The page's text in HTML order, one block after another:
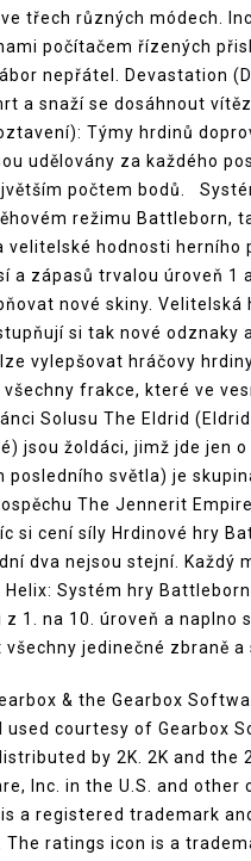
třech různých módech.
počítačem řízených
nepřátel. Devastation
a snaží se dosáhnout
Týmy hrdinů
udělovány za každého
počtem bodů.
režimu Battleborn,
velitelské hodnosti herního
a zápasů trvalou úroveň 1
nové skiny. Velitelská
si tak nové odznaky
vylepšovat hráčovy
frakce, které ve
Solusu The Eldrid
jsou žoldáci, jimž jde jen
posledního světla) je
The Jennerit
si cení síly Hrdinové hry
dva nejsou stejní. Každý
Systém hry
1. na 10. úroveň a naplno
jedinečné zbraně a
& the Gearbox
courtesy of Gearbox
by 2K. 2K and
Inc. in the U.S. and other
is a registered trademark
The ratings icon is a